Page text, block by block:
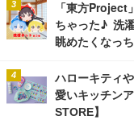
「東方Project
ちゃった♪ 洗
眺めたくなっ
ハローキティ
愛いキッチン
STORE】